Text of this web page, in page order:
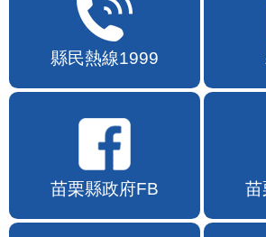
縣民熱線1999
苗栗縣政府FB 苗